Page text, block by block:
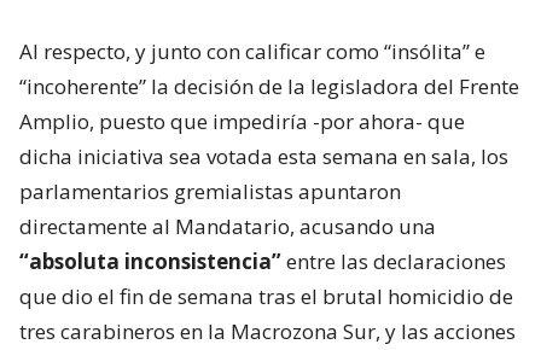
Al respecto, y junto con calificar como “insólita” e
“incoherente” la decisión de la legisladora del Frente
Amplio, puesto que impediría -por ahora- que
dicha iniciativa sea votada esta semana en sala, los
parlamentarios gremialistas apuntaron
directamente al Mandatario, acusando una
“absoluta inconsistencia”entre las declaraciones
que dio el fin de semana tras el brutal homicidio de
tres carabineros en la Macrozona Sur, y las acciones